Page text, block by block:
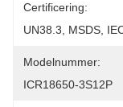
Certificering:
UN38.3, MSDS,
Modelnummer:
ICR18650-3S12P